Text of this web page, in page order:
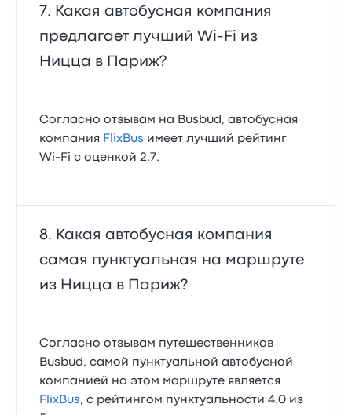
Какая автобусная компания
предлагает лучший Wi‑Fi из
Ницца в Париж?
Согласно отзывам на Busbud, автобусная
компания FlixBus имеет лучший рейтинг
Wi‑Fi с оценкой 2.7.
Какая автобусная компания
самая пунктуальная на маршруте
из Ницца в Париж?
Согласно отзывам путешественников
Busbud, самой пунктуальной автобусной
компанией на этом маршруте является
FlixBus, с рейтингом пунктуальности 4.0 из